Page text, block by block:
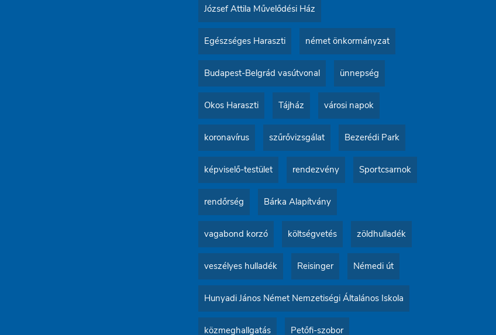
József Attila Művelődési Ház
Egészséges Haraszti német önkormányzat
Budapest-Belgrád vasútvonal ünnepség
Okos Haraszti Tájház városi napok
koronavírus szűrővizsgálat Bezerédi Park
képviselő-testület rendezvény Sportcsarnok
rendőrség Bárka Alapítvány
vagabond korzó költségvetés zöldhulladék
veszélyes hulladék Reisinger Némedi út
Hunyadi János Német Nemzetiségi Általános Iskola
közmeghallgatás Petőfi-szobor